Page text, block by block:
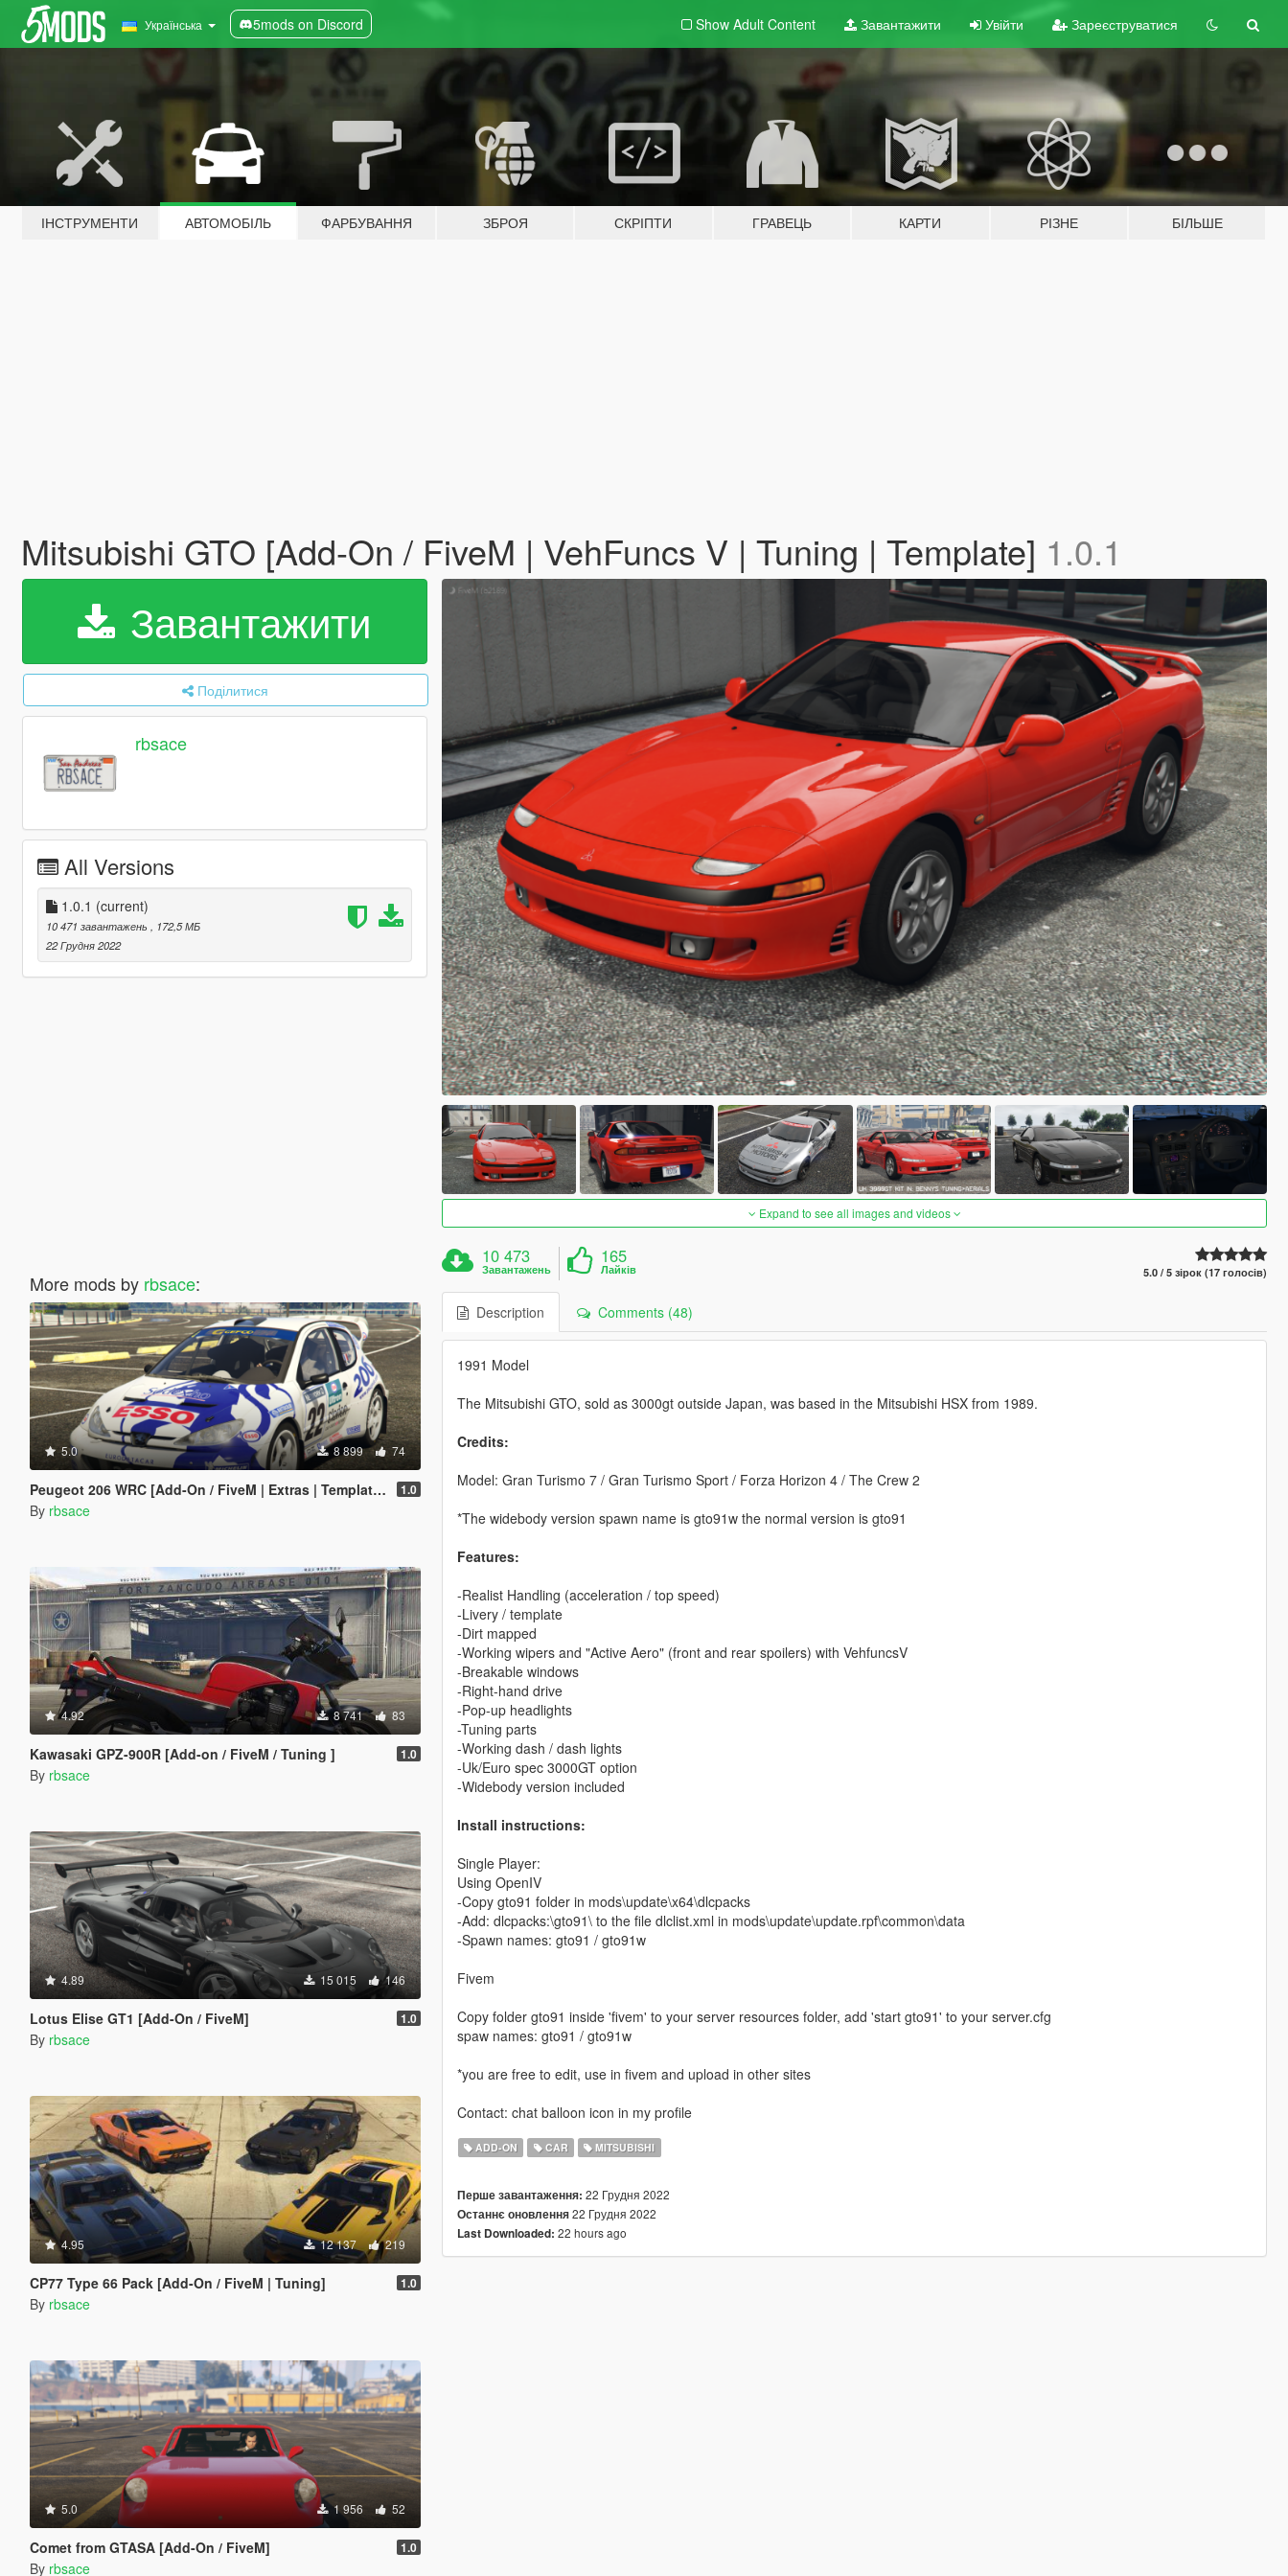
Українська 5mods on Discord Show Adult Content Завантажити Увійти Зареєструватися
ІНСТРУМЕНТИ АВТОМОБІЛЬ ФАРБУВАННЯ ЗБРОЯ СКРІПТИ ГРАВЕЦЬ КАРТИ РІЗНЕ БІЛЬШЕ
Mitsubishi GTO [Add-On / FiveM | VehFuncs V | Tuning | Template] 1.0.1
Завантажити
Поділитися
rbsace
All Versions
1.0.1 (current)
10 471 завантажень
, 172,5 МБ
22 Грудня 2022
More mods by rbsace:
5.0 8 899 74
Peugeot 206 WRC [Add-On / FiveM | Extras | Template | Tuning | LODs | VehFuncs V] 1.0
By rbsace
4.92 8 741 83
Kawasaki GPZ-900R [Add-on / FiveM / Tuning ] 1.0
By rbsace
4.89 15 015 146
Lotus Elise GT1 [Add-On / FiveM] 1.0
By rbsace
4.95 12 137 219
CP77 Type 66 Pack [Add-On / FiveM | Tuning] 1.0
By rbsace
5.0 1 956 52
Comet from GTASA [Add-On / FiveM] 1.0
By rbsace
Expand to see all images and videos
10 473
Завантажень
165
Лайків 5.0 / 5 зірок (17 голосів)
Description Comments (48)
1991 Model
The Mitsubishi GTO, sold as 3000gt outside Japan, was based in the Mitsubishi HSX from 1989.
Credits:
Model: Gran Turismo 7 / Gran Turismo Sport / Forza Horizon 4 / The Crew 2
*The widebody version spawn name is gto91w the normal version is gto91
Features:
-Realist Handling (acceleration / top speed)
-Livery / template
-Dirt mapped
-Working wipers and "Active Aero" (front and rear spoilers) with VehfuncsV
-Breakable windows
-Right-hand drive
-Pop-up headlights
-Tuning parts
-Working dash / dash lights
-Uk/Euro spec 3000GT option
-Widebody version included
Install instructions:
Single Player:
Using OpenIV
-Copy gto91 folder in mods\update\x64\dlcpacks
-Add: dlcpacks:\gto91\ to the file dlclist.xml in mods\update\update.rpf\common\data
-Spawn names: gto91 / gto91w
Fivem
Copy folder gto91 inside 'fivem' to your server resources folder, add 'start gto91' to your server.cfg
spaw names: gto91 / gto91w
*you are free to edit, use in fivem and upload in other sites
Contact: chat balloon icon in my profile
ADD-ON CAR MITSUBISHI
Перше завантаження: 22 Грудня 2022
Останнє оновлення22 Грудня 2022
Last Downloaded: 22 hours ago